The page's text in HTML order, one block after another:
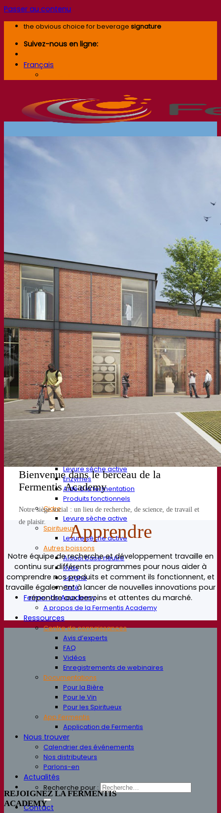
Passer au contenu
the obvious choice for beverage signature
Suivez-nous en ligne:
Français
À propos de Lesaffre
Recherche et développement
Superior Yeast par Fermentis
Caractérisation produits
Développement de produits
Nos marques
E2U™ – Easy To Use
SafYeast™
All In 1™
Fermentis Academy™
Autres services
Fabrication à façon
Dégustations de boissons
Solutions de fermentation
Bière et brasserie
Levure sèche active
Bactéries
Aides à la fermentation
Produits fonctionnels
Styles de bière
Vin et œnologie
Levure sèche active
Enzymes
Aide à la fermentation
Produits fonctionnels
Cidre
Levure sèche active
Spiritueux
Levure sèche active
Autres boissons
Alcool base neutre
Kvas
Sorgho
Café
Fermentis Academy
A propos de la Fermentis Academy
Ressources
Centre de connaissances
Avis d’experts
FAQ
Vidéos
Enregistrements de webinaires
Documentations
Pour la Bière
Pour le Vin
Pour les Spiritueux
App Fermentis
Application de Fermentis
Nous trouver
Calendrier des événements
Nos distributeurs
Parlons-en
Actualités
Recherche pour :
Contact
Bienvenue dans le berceau de la
Fermentis Academy
Notre siège social : un lieu de recherche, de science, de travail et
de plaisir.
Apprendre
Notre équipe de recherche et développement travaille en
continu sur différents programmes pour nous aider à
comprendre nos produits et comment ils fonctionnent, et
travaille également à lancer de nouvelles innovations pour
répondre aux besoins et attentes du marché.
REJOIGNEZ LA FERMENTIS
ACADEMY